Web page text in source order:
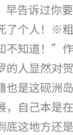
早告诉过你
了个人！※
不知道！”
人显然对
也是这砚洲
，自己本是
这地方还